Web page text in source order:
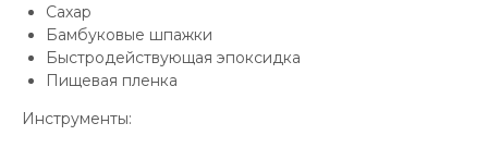
Сахар
Бамбуковые шпажки
Быстродействующая эпоксидка
Пищевая пленка
Инструменты: